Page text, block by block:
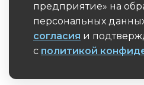
предприятие» на
персональных
согласия и
с политикой